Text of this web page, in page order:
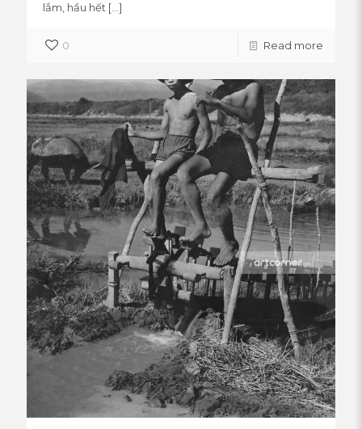
lắm, hầu hết […]
0 Read more